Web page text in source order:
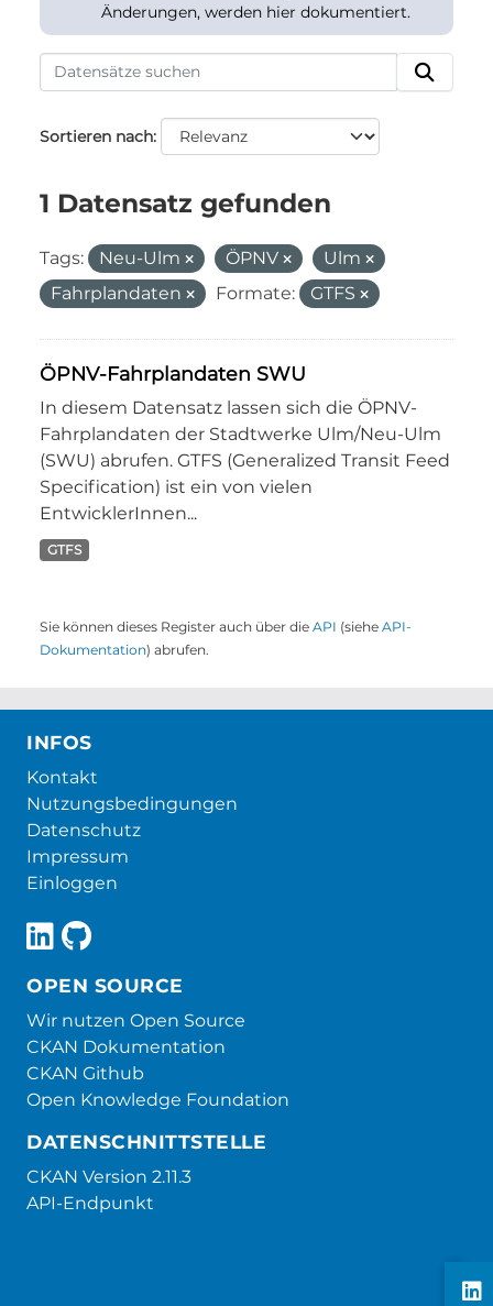
Änderungen, werden hier dokumentiert.
Sortieren nach
1 Datensatz gefunden
Tags: Neu-Ulm ÖPNV
Ulm
Fahrplandaten
Formate: GTFS
ÖPNV-Fahrplandaten SWU
In diesem Datensatz lassen sich die ÖPNV-
Fahrplandaten der Stadtwerke Ulm/Neu-Ulm
(SWU) abrufen. GTFS (Generalized Transit Feed
Specification) ist ein von vielen
EntwicklerInnen...
GTFS
Sie können dieses Register auch über die API (siehe API-
Dokumentation) abrufen.
INFOS
Kontakt
Nutzungsbedingungen
Datenschutz
Impressum
Einloggen
OPEN SOURCE
Wir nutzen Open Source
CKAN Dokumentation
CKAN Github
Open Knowledge Foundation
DATENSCHNITTSTELLE
CKAN Version 2.11.3
API-Endpunkt